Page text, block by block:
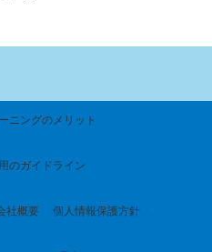
ニングのメリット
のガイドライン
社概要 個人情報保護方針